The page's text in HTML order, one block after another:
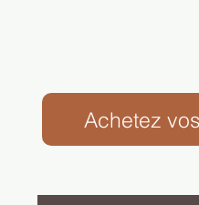
Achetez